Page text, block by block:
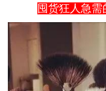
囤货狂人急需